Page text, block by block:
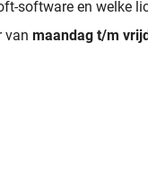
software en welke
van maandag t/m